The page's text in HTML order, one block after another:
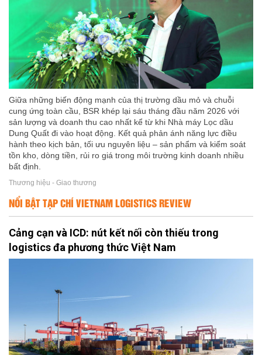
Giữa những biến động mạnh của thị trường dầu mỏ và chuỗi
cung ứng toàn cầu, BSR khép lại sáu tháng đầu năm 2026 với
sản lượng và doanh thu cao nhất kể từ khi Nhà máy Lọc dầu
Dung Quất đi vào hoạt động. Kết quả phản ánh năng lực điều
hành theo kịch bản, tối ưu nguyên liệu – sản phẩm và kiểm soát
tồn kho, dòng tiền, rủi ro giá trong môi trường kinh doanh nhiều
bất định.
Thương hiệu - Giao thương
NỔI BẬT TẠP CHÍ VIETNAM LOGISTICS REVIEW
Cảng cạn và ICD: nút kết nối còn thiếu trong
logistics đa phương thức Việt Nam